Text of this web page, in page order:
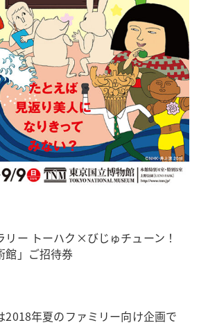
リー トーハク×びじゅチューン！
館」ご招待券
2018年夏のファミリー向け企画で